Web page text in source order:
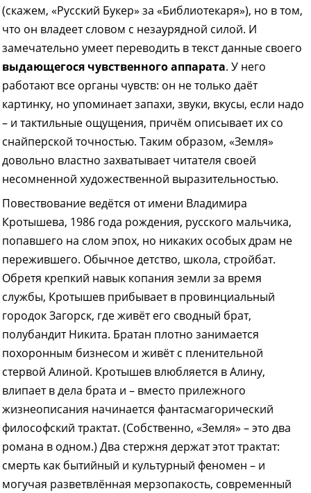
(скажем, «Русский Букер» за «Библиотекаря»), но в том,
что он владеет словом с незаурядной силой. И
замечательно умеет переводить в текст данные своего
выдающегося чувственного аппарата. У него
работают все органы чувств: он не только даёт
картинку, но упоминает запахи, звуки, вкусы, если надо
– и тактильные ощущения, причём описывает их со
снайперской точностью. Таким образом, «Земля»
довольно властно захватывает читателя своей
несомненной художественной выразительностью.
Повествование ведётся от имени Владимира
Кротышева, 1986 года рождения, русского мальчика,
попавшего на слом эпох, но никаких особых драм не
пережившего. Обычное детство, школа, стройбат.
Обретя крепкий навык копания земли за время
службы, Кротышев прибывает в провинциальный
городок Загорск, где живёт его сводный брат,
полубандит Никита. Братан плотно занимается
похоронным бизнесом и живёт с пленительной
стервой Алиной. Кротышев влюбляется в Алину,
влипает в дела брата и – вместо прилежного
жизнеописания начинается фантасмагорический
философский трактат. (Собственно, «Земля» – это два
романа в одном.) Два стержня держат этот трактат:
смерть как бытийный и культурный феномен – и
могучая разветвлённая мерзопакость, современный